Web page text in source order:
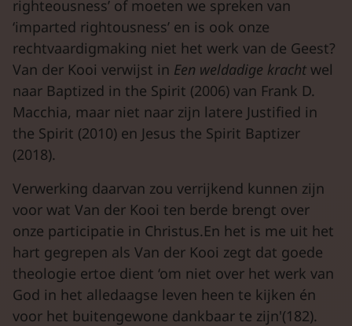
righteousness’ of moeten we spreken van
‘imparted rightousness’ en is ook onze
rechtvaardigmaking niet het werk van de Geest?
Van der Kooi verwijst in Een weldadige kracht wel
naar Baptized in the Spirit (2006) van Frank D.
Macchia, maar niet naar zijn latere Justified in
the Spirit (2010) en Jesus the Spirit Baptizer
(2018).
Verwerking daarvan zou verrijkend kunnen zijn
voor wat Van der Kooi ten berde brengt over
onze participatie in Christus.En het is me uit het
hart gegrepen als Van der Kooi zegt dat goede
theologie ertoe dient ‘om niet over het werk van
God in het alledaagse leven heen te kijken én
voor het buitengewone dankbaar te zijn'(182).